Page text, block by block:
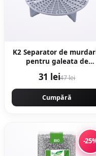
K2 Separator de
pentru galeata de
31 lei47 lei
Cumpără
-